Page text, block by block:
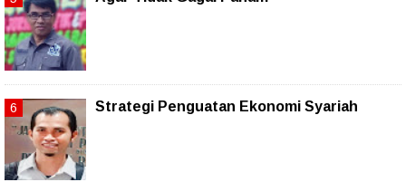
Strategi Penguatan Ekonomi Syariah